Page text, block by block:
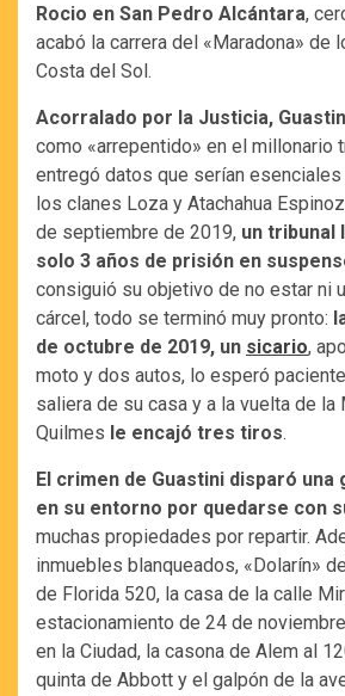
Rocio en San Pedro Alcántara,
acabó la carrera del «Maradona» de
Costa del Sol.
Acorralado por la Justicia,
como «arrepentido» en el millonario
entregó datos que serían esenciales
los clanes Loza y Atachahua
de septiembre de 2019, un tribunal
solo 3 años de prisión en
consiguió su objetivo de no estar ni
cárcel, todo se terminó muy pronto:
de octubre de 2019, un sicario,
moto y dos autos, lo esperó
saliera de su casa y a la vuelta de la
Quilmes le encajó tres tiros.
El crimen de Guastini disparó
en su entorno por quedarse con
muchas propiedades por repartir.
inmuebles blanqueados, «Dolarín»
de Florida 520, la casa de la calle
estacionamiento de 24 de
en la Ciudad, la casona de Alem al
quinta de Abbott y el galpón de la